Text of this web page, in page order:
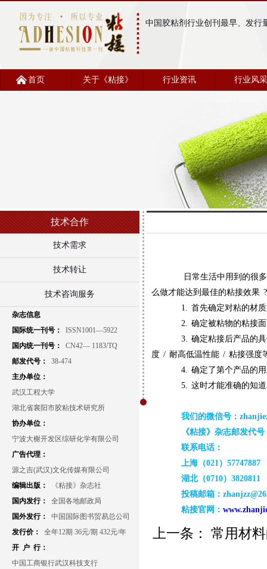
中国胶粘剂行业创刊最早、发行
首页 关于《粘接》 行业资讯 行业风采
技术合作
技术需求
技术转让
技术咨询服务
杂志信息
国际统一刊号：
ISSN1001—5922
国内统一刊号：
CN42— 1183/TQ
邮发代号：
38-474
主办单位：
武汉工程大学
湖北省襄阳市胶粘技术研究所
协办单位：
宁波大榭开发区综研化学有限公司
广告代理：
源之吉(武汉)文化传媒有限公司
编辑出版：
《粘接》杂志社
国内发行：
全国各地邮政局
国外发行：
中国国际图书贸易总公司
发行价：
全年12期 36元/期 432元/年
开 户 行：
中国工商银行武汉科技支行
日常生活中用到的很
么做才能达到最佳的粘接效果 ?
1. 首先确定对粘的材
2. 确定被粘物的粘接
3. 确定粘接后产品的
度 / 耐高低温性能 / 粘接强度
4. 确定了第个产品的
5. 这时才能准确的知
我们的微信号：
《粘接》杂志邮发代号
联系电话：
上海（021）57747887
湖北（0710）3820811
投稿邮箱：
粘接官网：
上一条： 常用材